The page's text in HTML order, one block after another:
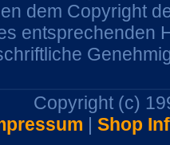
dem Copyright
entsprechenden
Copyright (c)
| Shop